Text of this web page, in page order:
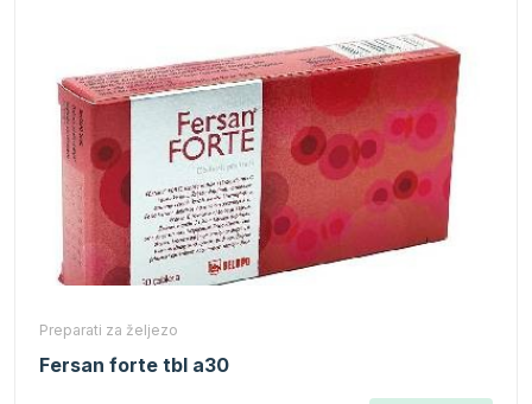
Preparati za željezo
Fersan forte tbl a30